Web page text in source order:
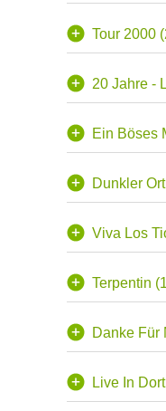
Tour 2000
20 Jahre -
Ein Böses
Dunkler
Viva Los
Terpentin
Danke Für
Live In